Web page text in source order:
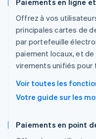
Offrez à vos
principales cartes de
par portefeuille
paiement locaux, et
virements unifiés pour
Voir toutes les
Votre guide sur les
Paiements en point